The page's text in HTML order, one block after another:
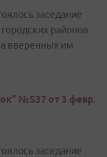
заседание
районов
вверенных им
№537 от 3 февр.
заседание